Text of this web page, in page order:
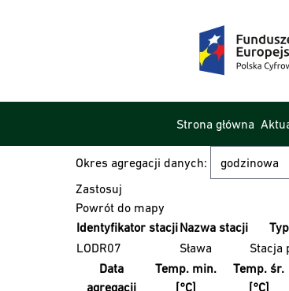
Strona główna
Okres agregacji danych:
Powrót do mapy
Identyfikator stacjiNazwa stacji
LODR07
Sława Stacja
Data
agregacji
Temp. min.
[°C]
Temp. śr.
[°C]